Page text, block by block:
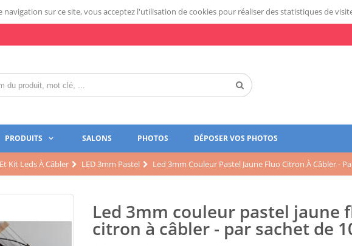
sur ce site, vous acceptez l'utilisation de cookies pour réaliser des statistiques de
PRODUITS SALONS PHOTOS DÉPOSER VOS PHOTOS
Kit Leds À Câbler LED 3mm Pastel Led 3mm Couleur Pastel Jaune Fluo Citron À Câbler -
Led 3mm couleur pastel jaune
citron à câbler - par sachet de